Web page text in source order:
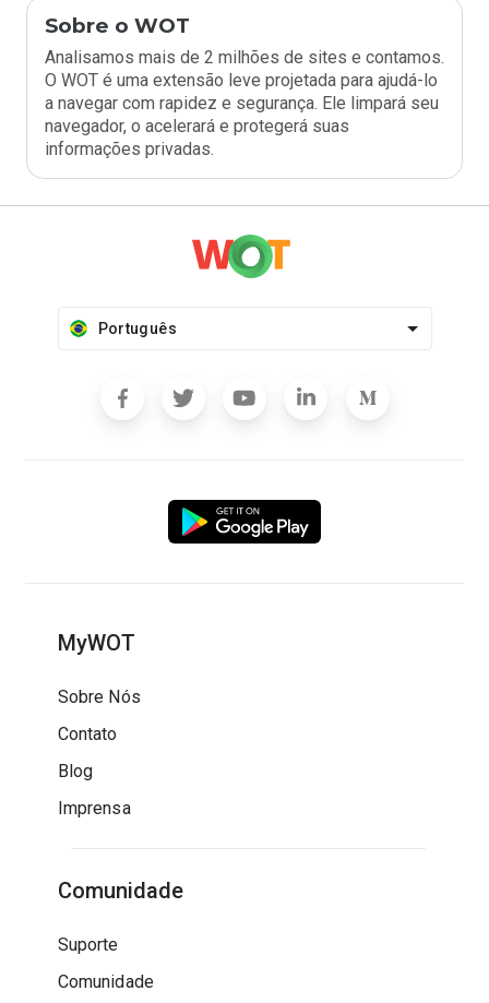
Sobre o WOT
Analisamos mais de 2 milhões de sites e contamos.
O WOT é uma extensão leve projetada para ajudá-lo
a navegar com rapidez e segurança. Ele limpará seu
navegador, o acelerará e protegerá suas
informações privadas.
Português
MyWOT
Sobre Nós
Contato
Blog
Imprensa
Comunidade
Suporte
Comunidade